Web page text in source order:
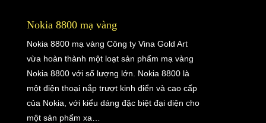
Nokia 8800 mạ vàng
Nokia 8800 mạ vàng Công ty Vina Gold Art
vừa hoàn thành một loạt sản phẩm mạ vàng
Nokia 8800 với số lượng lớn. Nokia 8800 là
một điện thoại nắp trượt kinh điển và cao cấp
của Nokia, với kiểu dáng đặc biệt đại diện cho
một sản phẩm xa…